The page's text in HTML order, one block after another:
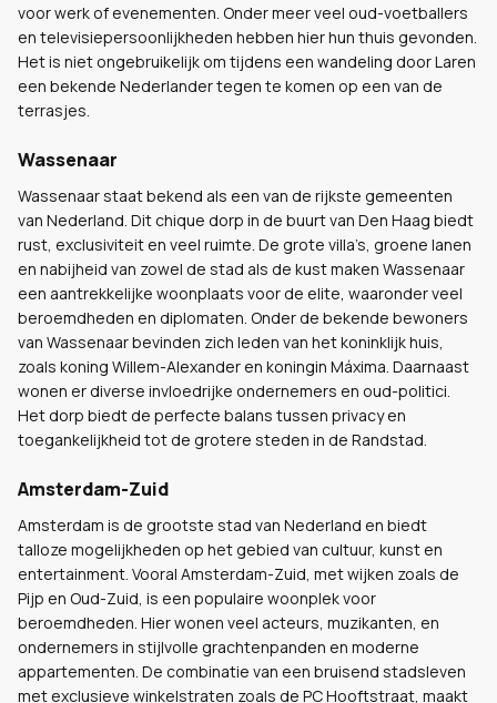
voor werk of evenementen. Onder meer veel oud-voetballers
en televisiepersoonlijkheden hebben hier hun thuis gevonden.
Het is niet ongebruikelijk om tijdens een wandeling door Laren
een bekende Nederlander tegen te komen op een van de
terrasjes.
Wassenaar
Wassenaar staat bekend als een van de rijkste gemeenten
van Nederland. Dit chique dorp in de buurt van Den Haag biedt
rust, exclusiviteit en veel ruimte. De grote villa’s, groene lanen
en nabijheid van zowel de stad als de kust maken Wassenaar
een aantrekkelijke woonplaats voor de elite, waaronder veel
beroemdheden en diplomaten. Onder de bekende bewoners
van Wassenaar bevinden zich leden van het koninklijk huis,
zoals koning Willem-Alexander en koningin Máxima. Daarnaast
wonen er diverse invloedrijke ondernemers en oud-politici.
Het dorp biedt de perfecte balans tussen privacy en
toegankelijkheid tot de grotere steden in de Randstad.
Amsterdam-Zuid
Amsterdam is de grootste stad van Nederland en biedt
talloze mogelijkheden op het gebied van cultuur, kunst en
entertainment. Vooral Amsterdam-Zuid, met wijken zoals de
Pijp en Oud-Zuid, is een populaire woonplek voor
beroemdheden. Hier wonen veel acteurs, muzikanten, en
ondernemers in stijlvolle grachtenpanden en moderne
appartementen. De combinatie van een bruisend stadsleven
met exclusieve winkelstraten zoals de PC Hooftstraat, maakt